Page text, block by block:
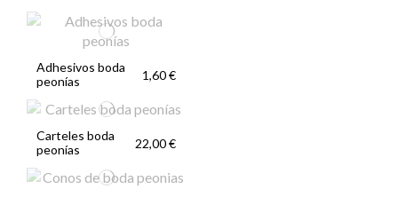
Adhesivos boda
peonías
1,60 €
Carteles boda
peonías
22,00 €